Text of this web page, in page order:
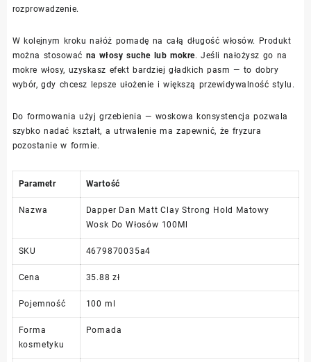
rozprowadzenie.
W kolejnym kroku nałóż pomadę na całą długość włosów. Produkt
można stosować na włosy suche lub mokre. Jeśli nałożysz go na
mokre włosy, uzyskasz efekt bardziej gładkich pasm — to dobry
wybór, gdy chcesz lepsze ułożenie i większą przewidywalność stylu.
Do formowania użyj grzebienia — woskowa konsystencja pozwala
szybko nadać kształt, a utrwalenie ma zapewnić, że fryzura
pozostanie w formie.
Parametr Wartość
Nazwa
Dapper Dan Matt Clay Strong Hold Matowy
Wosk Do Włosów 100Ml
SKU 4679870035a4
Cena 35.88 zł
Pojemność 100 ml
Forma
kosmetyku
Pomada